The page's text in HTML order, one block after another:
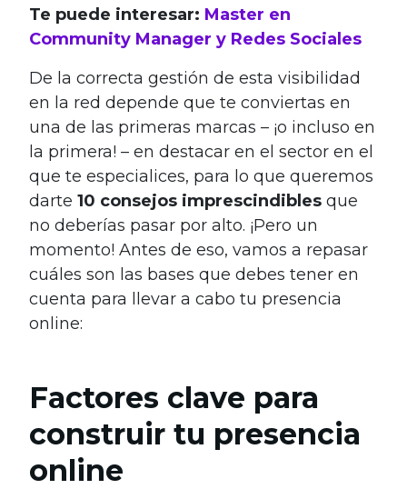
Te puede interesar: Master en
Community Manager y Redes Sociales
De la correcta gestión de esta visibilidad
en la red depende que te conviertas en
una de las primeras marcas – ¡o incluso en
la primera! – en destacar en el sector en el
que te especialices, para lo que queremos
darte 10 consejos imprescindibles que
no deberías pasar por alto. ¡Pero un
momento! Antes de eso, vamos a repasar
cuáles son las bases que debes tener en
cuenta para llevar a cabo tu presencia
online:
Factores clave para
construir tu presencia
online